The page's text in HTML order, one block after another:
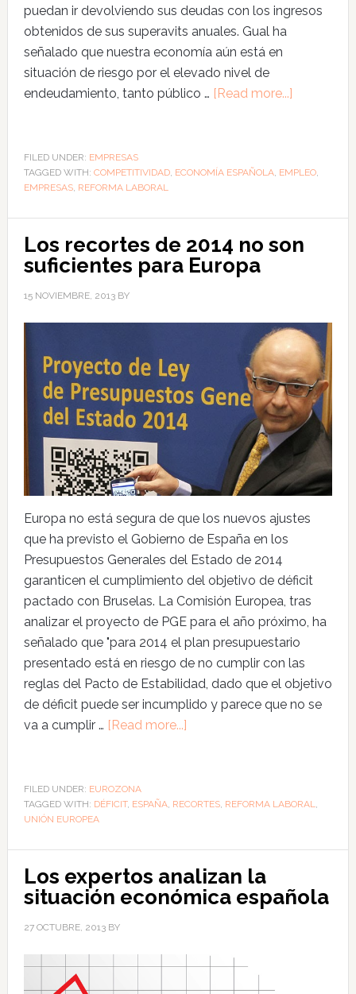
puedan ir devolviendo sus deudas con los ingresos
obtenidos de sus superavits anuales. Gual ha
señalado que nuestra economía aún está en
situación de riesgo por el elevado nivel de
endeudamiento, tanto público … [Read more...]
FILED UNDER: EMPRESAS
TAGGED WITH: COMPETITIVIDAD, ECONOMÍA ESPAÑOLA, EMPLEO,
EMPRESAS, REFORMA LABORAL
Los recortes de 2014 no son
suficientes para Europa
15 NOVIEMBRE, 2013BY
Europa no está segura de que los nuevos ajustes
que ha previsto el Gobierno de España en los
Presupuestos Generales del Estado de 2014
garanticen el cumplimiento del objetivo de déficit
pactado con Bruselas. La Comisión Europea, tras
analizar el proyecto de PGE para el año próximo, ha
señalado que "para 2014 el plan presupuestario
presentado está en riesgo de no cumplir con las
reglas del Pacto de Estabilidad, dado que el objetivo
de déficit puede ser incumplido y parece que no se
va a cumplir … [Read more...]
FILED UNDER: EUROZONA
TAGGED WITH: DÉFICIT, ESPAÑA, RECORTES, REFORMA LABORAL,
UNIÓN EUROPEA
Los expertos analizan la
situación económica española
27 OCTUBRE, 2013BY